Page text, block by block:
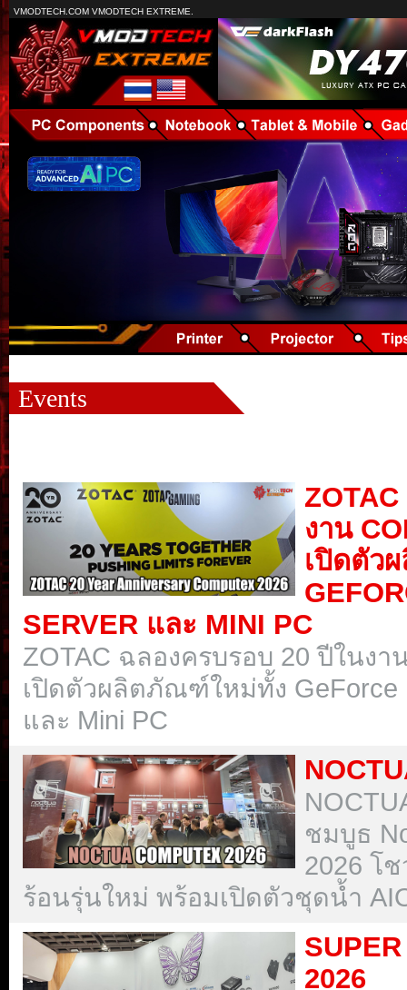
VMODTECH.COM VMODTECH EXTREME.
Events
งาน
เปิดตัว
SERVER และ MINI PC
ZOTAC ฉลองครบรอบ 20 ปีในงา
เปิดตัวผลิตภัณฑ์ใหม่ทั้ง GeForce
และ Mini PC
ชมบูธ
2026 โ
ร้อนรุ่นใหม่ พร้อมเปิดตัวชุดน้ำ
2026